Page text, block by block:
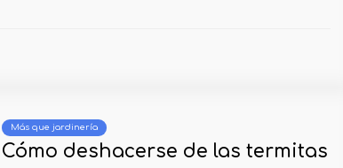
Más que jardinería
Cómo deshacerse de las termitas